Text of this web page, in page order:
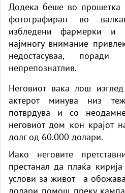
Додека беше во прошетка
фотографиран во
избледени фармерки
најмногу внимание
недостасуваа,
непрепознатлив.
Неговиот вака лош
актерот минува низ
потврдува и со
неговиот дом кон крајот
долг од 60.000 долари.
Иако неговите
престанал да плаќа
услови за живот - а
долари помош преку